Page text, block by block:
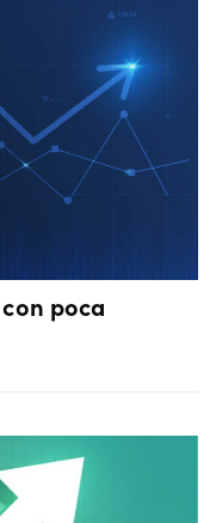
poca